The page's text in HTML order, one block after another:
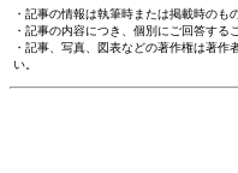
・記事の情報は執筆時または掲載時のも
・記事の内容につき、個別にご回答する
・記事、写真、図表などの著作権は著
い。